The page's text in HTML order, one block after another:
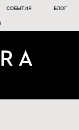
СОБЫТИЯ БЛОГ